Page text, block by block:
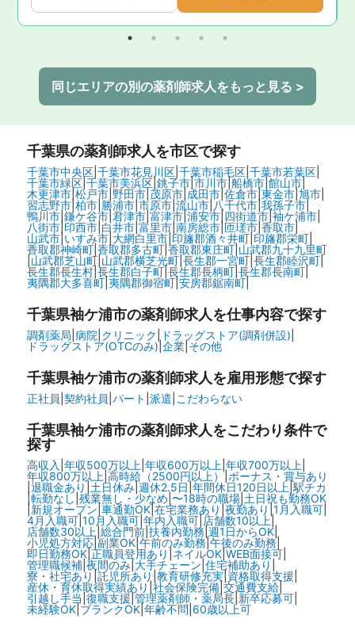
同じエリアの別の薬剤師求人をもっと見る >
千葉県の薬剤師求人を市区で探す
千葉市中央区| 千葉市花見川区| 千葉市稲毛区| 千葉市若葉区|
千葉市緑区| 千葉市美浜区| 銚子市| 市川市| 船橋市| 館山市|
木更津市| 松戸市| 野田市| 茂原市| 成田市| 佐倉市| 東金市| 旭市|
習志野市|柏市| 勝浦市| 市原市| 流山市| 八千代市|我孫子市|
鴨川市| 鎌ケ谷市| 君津市| 富津市| 浦安市| 四街道市| 袖ケ浦市|
八街市|印西市| 白井市| 富里市| 南房総市|匝瑳市| 香取市|
山武市|いすみ市| 大網白里市| 印旛郡酒々井町| 印旛郡栄町|
香取郡神崎町| 香取郡多古町| 香取郡東庄町| 山武郡九十九里町
山武郡芝山町| 山武郡横芝光町| 長生郡一宮町| 長生郡睦沢町|
長生郡長生村| 長生郡白子町| 長生郡長柄町| 長生郡長南町|
夷隅郡大多喜町| 夷隅郡御宿町| 安房郡鋸南町|
千葉県袖ケ浦市の薬剤師求人を仕事内容で探す
調剤薬局 病院 クリニック ドラッグストア(調剤併設)
ドラッグストア(OTCのみ)| 企業| その他
千葉県袖ケ浦市の薬剤師求人を雇用形態で探す
正社員 契約社員 パート 派遣 こだわらない
千葉県袖ケ浦市の薬剤師求人をこだわり条件で
探す
高収入 年収500万以上 年収600万以上 年収700万以上
年収800万以上 高時給（2500円以上）| ボーナス・賞与あり
退職金あり 土日休み| 週休2.5日 年間休日120日以上 駅チカ
|転勤なし 残業無し・少なめ 〜18時の職場| 土日祝も勤務OK
|新規オープン 車通勤OK|在宅業務あり 夜勤あり 1月入職可|
4月入職可| 10月入職可| 年内入職可| 店舗数10以上|
店舗数30以上 総合門前| 扶養内勤務 週1日からOK|
小児処方対応| 副業OK| 午前のみ勤務| 午後のみ勤務|
即日勤務OK| 正職員登用あり ネイルOK| WEB面接可|
管理職候補| 夜間のみ| 大手チェーン 住宅補助あり
寮・社宅あり 託児所あり 教育研修充実| 資格取得支援
産休・育休取得実績あり 社会保険完備| 交通費支給|
引越し手当 復職支援 |管理薬剤師・薬局長| 新卒応募可|
未経験OK| ブランクOK| 年齢不問 60歳以上可